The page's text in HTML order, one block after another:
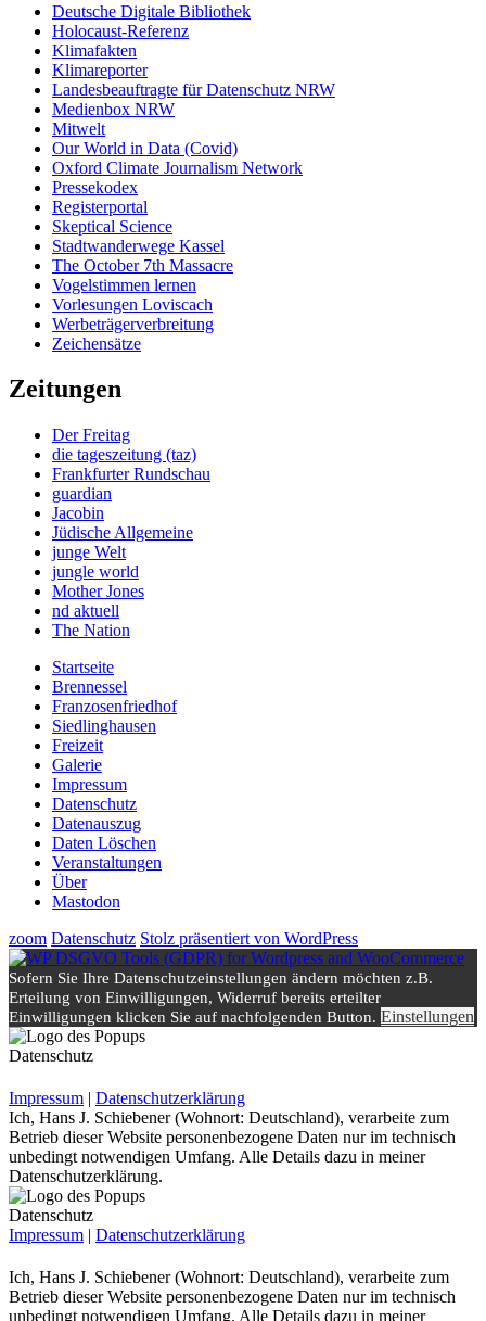
Deutsche Digitale Bibliothek
Holocaust-Referenz
Klimafakten
Klimareporter
Landesbeauftragte für Datenschutz NRW
Medienbox NRW
Mitwelt
Our World in Data (Covid)
Oxford Climate Journalism Network
Pressekodex
Registerportal
Skeptical Science
Stadtwanderwege Kassel
The October 7th Massacre
Vogelstimmen lernen
Vorlesungen Loviscach
Werbeträgerverbreitung
Zeichensätze
Zeitungen
Der Freitag
die tageszeitung (taz)
Frankfurter Rundschau
guardian
Jacobin
Jüdische Allgemeine
junge Welt
jungle world
Mother Jones
nd aktuell
The Nation
Startseite
Brennessel
Franzosenfriedhof
Siedlinghausen
Freizeit
Galerie
Impressum
Datenschutz
Datenauszug
Daten Löschen
Veranstaltungen
Über
Mastodon
zoom Datenschutz Stolz präsentiert von WordPress
Sofern Sie Ihre Datenschutzeinstellungen ändern möchten z.B.
Erteilung von Einwilligungen, Widerruf bereits erteilter
Einwilligungen klicken Sie auf nachfolgenden Button. Einstellungen
Datenschutz
Impressum | Datenschutzerklärung
Ich, Hans J. Schiebener (Wohnort: Deutschland), verarbeite zum
Betrieb dieser Website personenbezogene Daten nur im technisch
unbedingt notwendigen Umfang. Alle Details dazu in meiner
Datenschutzerklärung.
Datenschutz
Impressum | Datenschutzerklärung
Ich, Hans J. Schiebener (Wohnort: Deutschland), verarbeite zum
Betrieb dieser Website personenbezogene Daten nur im technisch
unbedingt notwendigen Umfang. Alle Details dazu in meiner